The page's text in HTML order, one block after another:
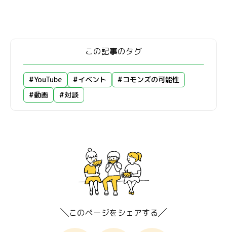
この記事のタグ
#YouTube #イベント
#コモンズの可能性
#動画
#対談
このページをシェアする